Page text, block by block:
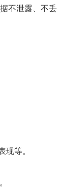
不泄露、不丢
等。